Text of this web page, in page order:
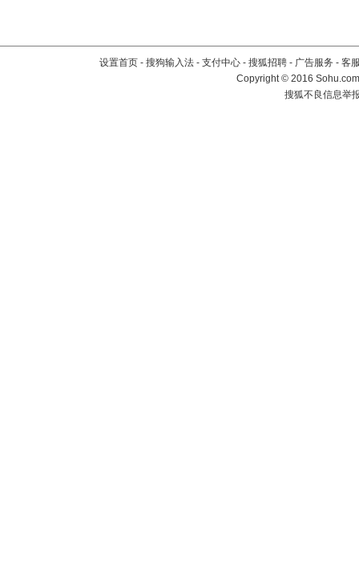
设置首页 - 搜狗输入法 - 支付中心 - 搜狐招聘 - 广告服务 - 客
Copyright©2016
搜狐不良信息举